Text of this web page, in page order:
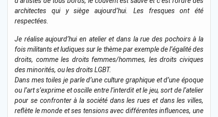
architectes qui y siège aujourd’hui. Les fresques ont été
respectées.
Je réalise aujourd’hui en atelier et dans la rue des pochoirs à la
fois militants et ludiques sur le thème par exemple de l’égalité des
droits, comme les droits femmes/hommes, les droits civiques
des minorités, ou les droits LGBT.
Dans mes toiles je parle d’une culture graphique et d’une époque
ou l’art s’exprime et oscille entre l’interdit et le jeu, sort de l’atelier
pour se confronter à la société dans les rues et dans les villes,
reflète le monde et ses tensions avec différentes influences, une